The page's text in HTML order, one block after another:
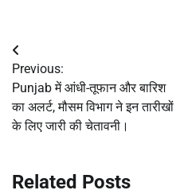
Post
navigation
Previous:
Punjab में आंधी-तूफान और बारिश
का अलर्ट, मौसम विभाग ने इन तारीखों
के लिए जारी की चेतावनी।
Related Posts